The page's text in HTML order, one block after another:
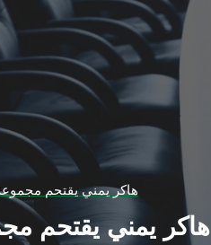
هاكر يمني يقتحم
هاكر يمني يقتحم